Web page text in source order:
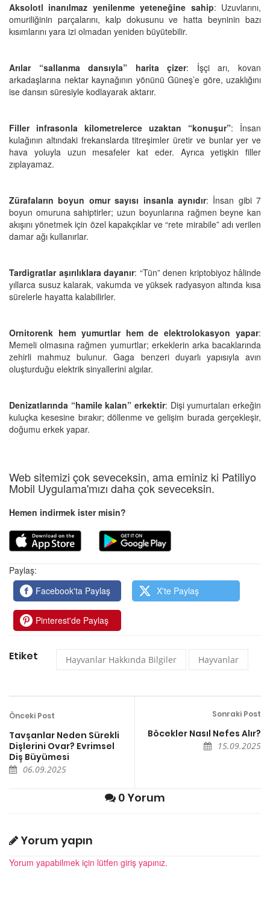
Aksolotl inanılmaz yenilenme yeteneğine sahip: Uzuvlarını,
omuriliğinin parçalarını, kalp dokusunu ve hatta beyninin bazı
kısımlarını yara izi olmadan yeniden büyütebilir.
Arılar “sallanma dansıyla” harita çizer: İşçi arı, kovan
arkadaşlarına nektar kaynağının yönünü Güneş’e göre, uzaklığını
ise dansın süresiyle kodlayarak aktarır.
Filler infrasonla kilometrelerce uzaktan “konuşur”: İnsan
kulağının altındaki frekanslarda titreşimler üretir ve bunlar yer ve
hava yoluyla uzun mesafeler kat eder. Ayrıca yetişkin filler
zıplayamaz.
Zürafaların boyun omur sayısı insanla aynıdır: İnsan gibi 7
boyun omuruna sahiptirler; uzun boyunlarına rağmen beyne kan
akışını yönetmek için özel kapakçıklar ve “rete mirabile” adı verilen
damar ağı kullanırlar.
Tardigratlar aşırılıklara dayanır: “Tün” denen kriptobiyoz hâlinde
yıllarca susuz kalarak, vakumda ve yüksek radyasyon altında kısa
sürelerle hayatta kalabilirler.
Ornitorenk hem yumurtlar hem de elektrolokasyon yapar:
Memeli olmasına rağmen yumurtlar; erkeklerin arka bacaklarında
zehirli mahmuz bulunur. Gaga benzeri duyarlı yapısıyla avın
oluşturduğu elektrik sinyallerini algılar.
Denizatlarında “hamile kalan” erkektir: Dişi yumurtaları erkeğin
kuluçka kesesine bırakır; döllenme ve gelişim burada gerçekleşir,
doğumu erkek yapar.
Web sitemizi çok seveceksin, ama eminiz ki Patiliyo
Mobil Uygulama'mızı daha çok seveceksin.
Hemen indirmek ister misin?
Paylaş:
Facebook'ta Paylaş
X'te Paylaş
Pinterest'de Paylaş
Etiket Hayvanlar Hakkında Bilgiler Hayvanlar
Önceki Post
Tavşanlar Neden Sürekli
Dişlerini Ovar? Evrimsel
Diş Büyümesi
06.09.2025
Sonraki Post
Böcekler Nasıl Nefes Alır?
15.09.2025
0 Yorum
Yorum yapın
Yorum yapabilmek için lütfen giriş yapınız.